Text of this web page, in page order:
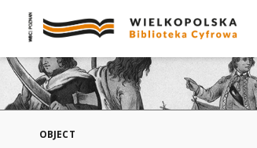
OBJECT